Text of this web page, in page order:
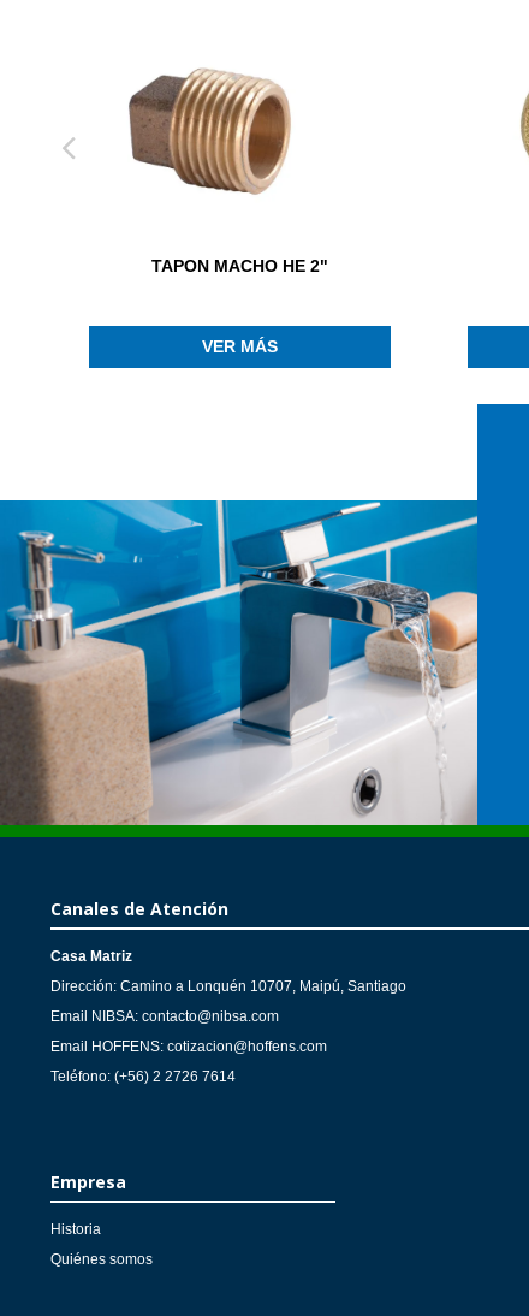
TAPON MACHO HE 2"
VER MÁS
Canales de Atención
Casa Matriz
Dirección: Camino a Lonquén 10707, Maipú, Santiago
Email NIBSA: contacto@nibsa.com
Email HOFFENS: cotizacion@hoffens.com
Teléfono: (+56) 2 2726 7614
Empresa
Historia
Quiénes somos